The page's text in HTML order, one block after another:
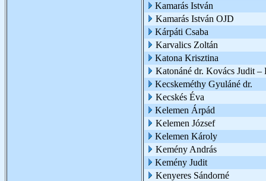
Kamarás István
Kamarás István OJD
Kárpáti Csaba
Karvalics Zoltán
Katona Krisztina
Katonáné dr. Kovács Judit
Kecskeméthy Gyuláné dr.
Kecskés Éva
Kelemen Árpád
Kelemen József
Kelemen Károly
Kemény András
Kemény Judit
Kenyeres Sándorné